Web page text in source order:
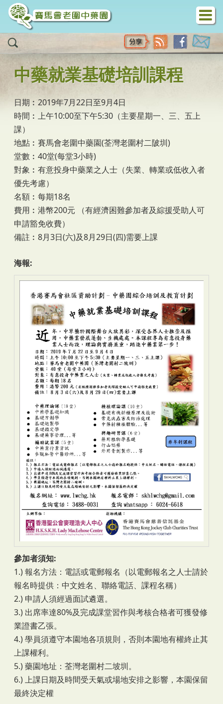
移至主內容
中藥就業基礎培訓課程
日期︰2019年7月22日至9月4日
時間︰上午10:00至下午5:30（主要星期一、三、五上
課）
地點︰賽馬會老圍中藥園(荃灣老圍村二陂圳)
堂數︰40堂(每堂3小時)
對象︰有意投身中藥業之人士（失業、轉業或低收入者
優先考慮）
名額︰每期18名
費用︰港幣200元 （有經濟困難參加者及綜援受助人可
申請豁免收費）
備註︰8月3日(六)及8月29日(四)需要上課
海報:
參加者須知:
1.) 報名方法：電話或電郵報名（以電郵報名之人士請於
報名時提供：中文姓名、聯絡電話、課程名稱）
2.) 申請人須經過面試遴選。
3.) 出席率達80%及完成課堂習作與考核合格者可獲發修
業證書乙張。
4.) 學員須遵守本園地各項規則，否則本園地有權終止其
上課權利。
5.) 藥園地址：荃灣老圍村二坡圳。
6.) 上課日期及時間受天氣或場地安排之影響，本園保留
最終決定權